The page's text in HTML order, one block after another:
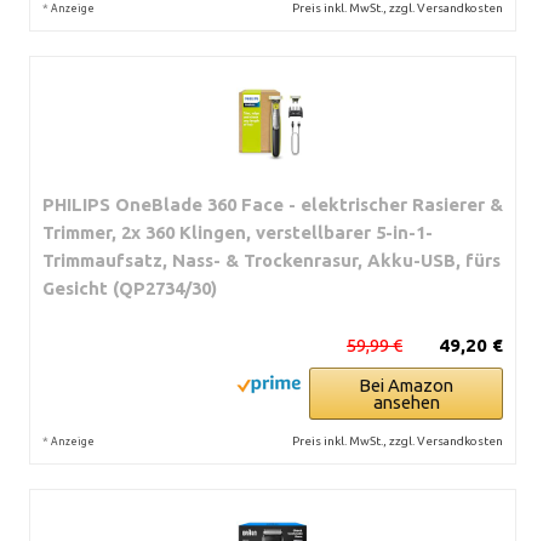
* Anzeige Preis inkl. MwSt., zzgl. Versandkosten
PHILIPS OneBlade 360 Face - elektrischer Rasierer &
Trimmer, 2x 360 Klingen, verstellbarer 5-in-1-
Trimmaufsatz, Nass- & Trockenrasur, Akku-USB, fürs
Gesicht (QP2734/30)
49,20 €
59,99 €
Bei Amazon
ansehen
* Anzeige Preis inkl. MwSt., zzgl. Versandkosten